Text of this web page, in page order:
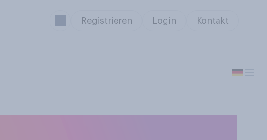
Registrieren Login Kontakt